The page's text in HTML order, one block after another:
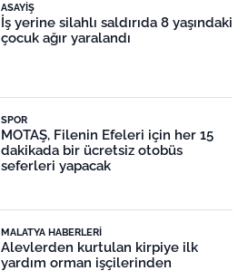
ASAYIŞ
İş yerine silahlı saldırıda 8 yaşındaki
çocuk ağır yaralandı
SPOR
MOTAŞ, Filenin Efeleri için her 15
dakikada bir ücretsiz otobüs
seferleri yapacak
MALATYA HABERLERI
Alevlerden kurtulan kirpiye ilk
yardım orman işçilerinden